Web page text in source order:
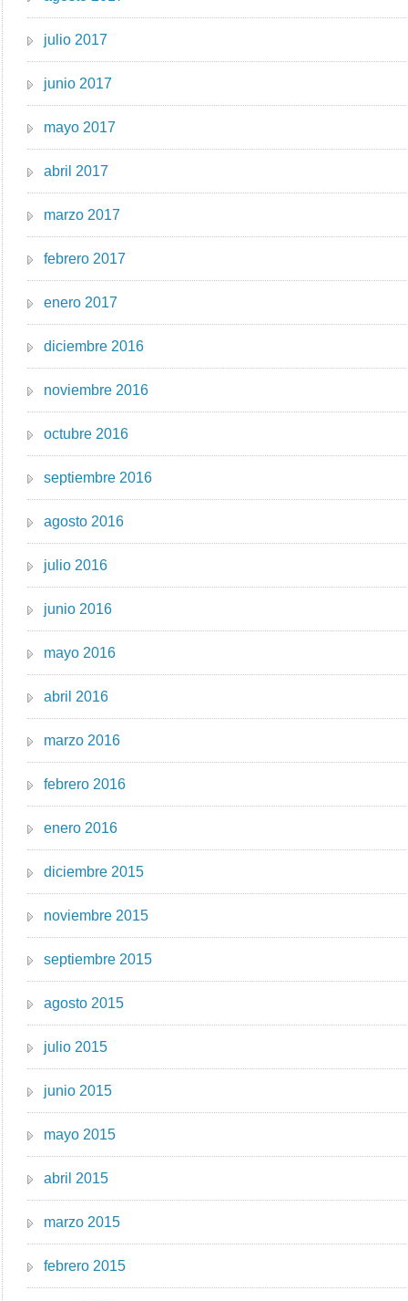
julio 2017
junio 2017
mayo 2017
abril 2017
marzo 2017
febrero 2017
enero 2017
diciembre 2016
noviembre 2016
octubre 2016
septiembre 2016
agosto 2016
julio 2016
junio 2016
mayo 2016
abril 2016
marzo 2016
febrero 2016
enero 2016
diciembre 2015
noviembre 2015
septiembre 2015
agosto 2015
julio 2015
junio 2015
mayo 2015
abril 2015
marzo 2015
febrero 2015